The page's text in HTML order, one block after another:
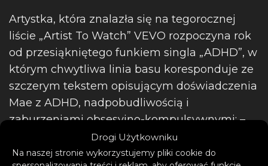
Drogi Użytkowniku
Na naszej stronie wykorzystujemy pliki cookie do
Artystka, która znalazła się na tegorocznej
liście „Artist To Watch” VEVO rozpoczyna rok
od przesiąkniętego funkiem singla „ADHD”, w
którym chwytliwa linia basu koresponduje ze
szczerym tekstem opisującym doświadczenia
Mae z ADHD, nadpobudliwością i
zaburzeniami obsesyjno-kompulsywnymi: –
To dla mnie naprawdę ważny utwór.
Opowiada o moim procesie zrozumienia